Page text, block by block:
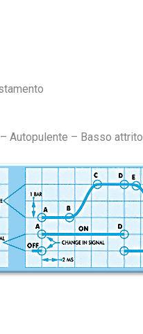
Autopulente – Basso attrito